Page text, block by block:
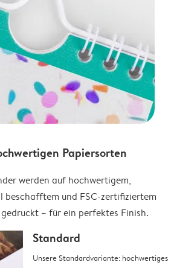
Papiersorten
werden auf hochwertigem,
beschafftem und FSC-zertifiziertem
– für ein perfektes Finish.
Standard
Unsere Standardvariante: hochwertiges